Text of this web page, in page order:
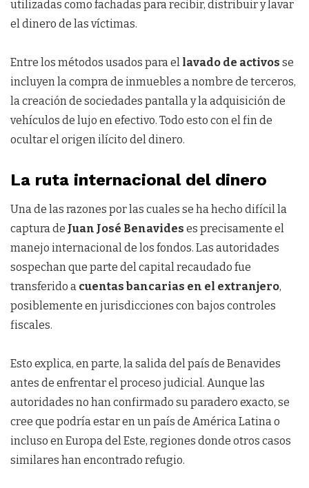
utilizadas como fachadas para recibir, distribuir y lavar
el dinero de las víctimas.
Entre los métodos usados para el lavado de activos se
incluyen la compra de inmuebles a nombre de terceros,
la creación de sociedades pantalla y la adquisición de
vehículos de lujo en efectivo. Todo esto con el fin de
ocultar el origen ilícito del dinero.
La ruta internacional del dinero
Una de las razones por las cuales se ha hecho difícil la
captura de Juan José Benavides es precisamente el
manejo internacional de los fondos. Las autoridades
sospechan que parte del capital recaudado fue
transferido a cuentas bancarias en el extranjero,
posiblemente en jurisdicciones con bajos controles
fiscales.
Esto explica, en parte, la salida del país de Benavides
antes de enfrentar el proceso judicial. Aunque las
autoridades no han confirmado su paradero exacto, se
cree que podría estar en un país de América Latina o
incluso en Europa del Este, regiones donde otros casos
similares han encontrado refugio.